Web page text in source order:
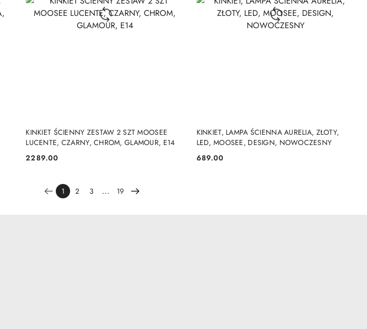
KINKIET ŚCIENNY ZESTAW 2 SZT MOOSEE
LUCENTE, CZARNY, CHROM, GLAMOUR, E14
Cena:
2289.00
DO KOSZYKA
KINKIET, LAMPA ŚCIENNA AURELIA, ZŁOTY,
LED, MOOSEE, DESIGN, NOWOCZESNY
Cena:
689.00
DO KOSZYKA
1 2 3 ... 19